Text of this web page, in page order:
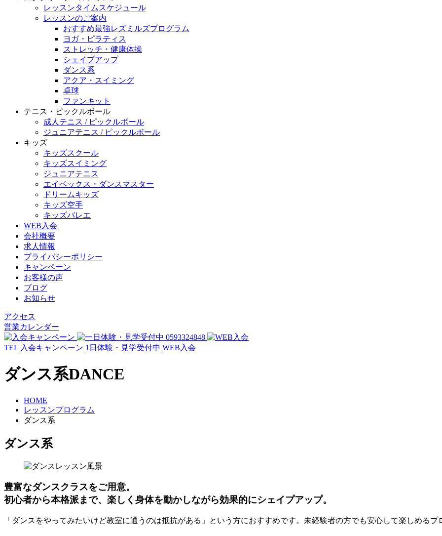
レッスンタイムスケジュール
レッスンのご案内
おすすめ最強レズミルズプログラム
ヨガ・ピラティス
ストレッチ・健康体操
シェイプアップ
ダンス系
アクア・スイミング
卓球
ファンキット
テニス・ピックルボール
成人テニス / ピックルボール
ジュニアテニス / ピックルボール
キッズ
キッズスクール
キッズスイミング
ジュニアテニス
エイベックス・ダンスマスター
ドリームキッズ
キッズ空手
キッズバレエ
WEB入会
会社概要
求人情報
プライバシーポリシー
キャンペーン
お客様の声
ブログ
お知らせ
アクセス
営業カレンダー
TEL 入会キャンペーン 1日体験・見学受付中 WEB入会
ダンス系DANCE
HOME
レッスンプログラム
ダンス系
ダンス系
豊富なダンスクラスをご用意。
初心者から本格派まで、楽しく身体を動かしながら効果的にシェイプアップ。
「ダンスをやってみたいけど教室に通うのは抵抗がある」という方におすすめです。未経験者の方でも安心して楽しめるプ